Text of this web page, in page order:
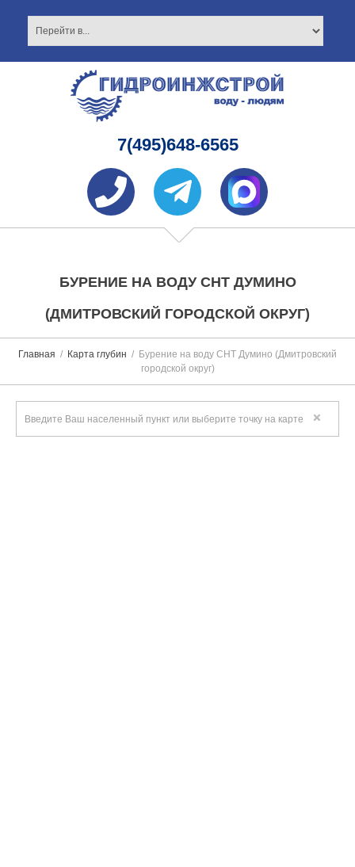
7(495)648-6565
БУРЕНИЕ НА ВОДУ СНТ ДУМИНО
(ДМИТРОВСКИЙ ГОРОДСКОЙ ОКРУГ)
Главная Карта глубин
Бурение на воду СНТ Думино (Дмитровский
городской округ)